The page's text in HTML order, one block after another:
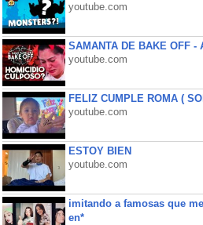
youtube.com
SAMANTA DE BAKE OFF -
youtube.com
FELIZ CUMPLE ROMA (
youtube.com
ESTOY BIEN
youtube.com
imitando a famosas que
en*